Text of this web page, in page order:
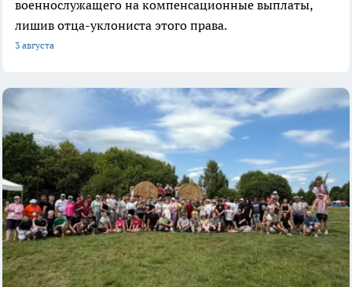
военнослужащего на компенсационные выплаты,
лишив отца-уклониста этого права.
3 августа